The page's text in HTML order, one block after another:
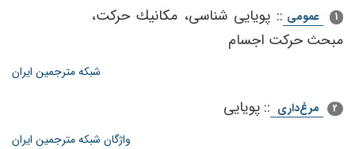
1 عمومی :: پویایی‌ شناسی‌، مكانیك‌ حركت‌،
مبحث‌ حركت‌ اجسام‌
شبکه مترجمین ایران
2 مرغ‌داری :: پویایی
واژگان شبکه مترجمین ایران